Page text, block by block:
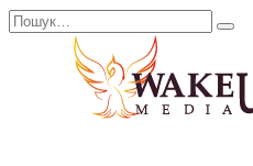
Перейти
Search